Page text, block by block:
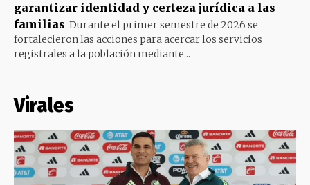
garantizar identidad y certeza jurídica a las
familias Durante el primer semestre de 2026 se
fortalecieron las acciones para acercar los servicios
registrales a la población mediante...
Virales